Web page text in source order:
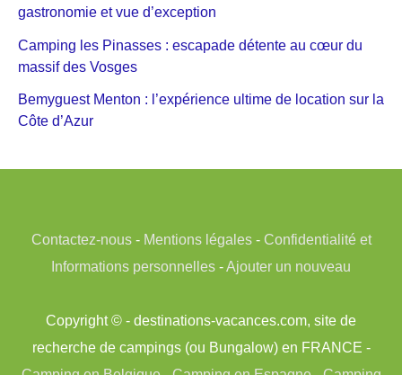
gastronomie et vue d’exception
Camping les Pinasses : escapade détente au cœur du
massif des Vosges
Bemyguest Menton : l’expérience ultime de location sur la
Côte d’Azur
Contactez-nous- Mentions légales- Confidentialité et
Informations personnelles -Ajouter un nouveau
Copyright © - destinations-vacances.com, site de
recherche de campings (ou Bungalow) en FRANCE -